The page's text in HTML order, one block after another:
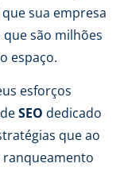
sua empresa
são milhões
espaço.
esforços
SEO dedicado
que ao